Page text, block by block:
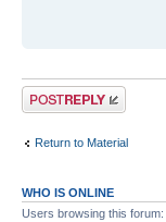
Post a reply
Return to Material
WHO IS ONLINE
Users browsing this